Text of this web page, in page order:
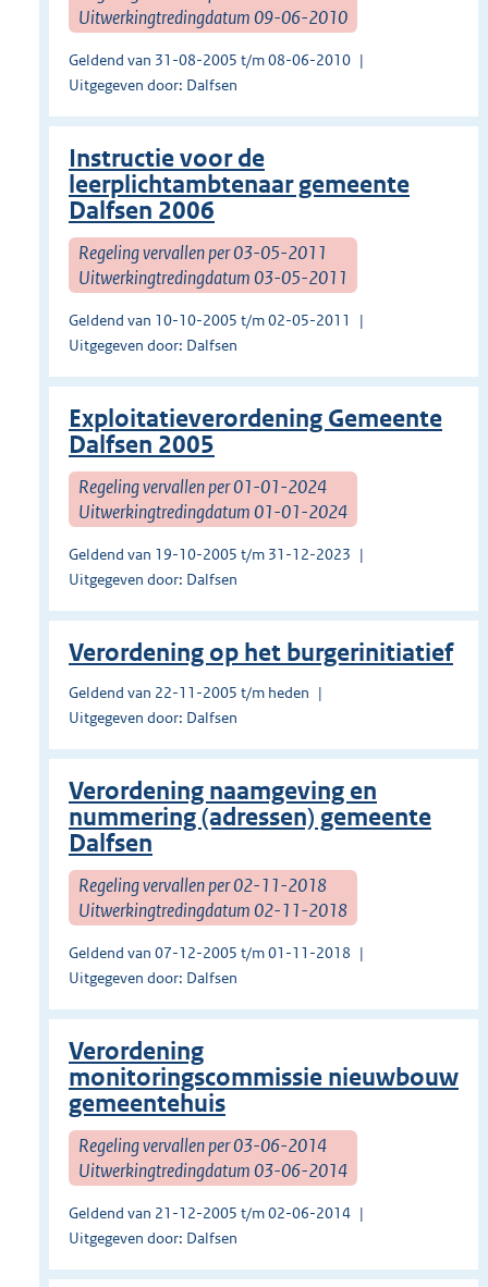
Uitwerkingtredingdatum 09-06-2010
Geldend van 31-08-2005 t/m 08-06-2010
Uitgegeven door: Dalfsen
Instructie voor de
leerplichtambtenaar gemeente
Dalfsen 2006
Regeling vervallen per 03-05-2011
Uitwerkingtredingdatum 03-05-2011
Geldend van 10-10-2005 t/m 02-05-2011
Uitgegeven door: Dalfsen
Exploitatieverordening Gemeente
Dalfsen 2005
Regeling vervallen per 01-01-2024
Uitwerkingtredingdatum 01-01-2024
Geldend van 19-10-2005 t/m 31-12-2023
Uitgegeven door: Dalfsen
Verordening op het burgerinitiatief
Geldend van 22-11-2005 t/m heden
Uitgegeven door: Dalfsen
Verordening naamgeving en
nummering (adressen) gemeente
Dalfsen
Regeling vervallen per 02-11-2018
Uitwerkingtredingdatum 02-11-2018
Geldend van 07-12-2005 t/m 01-11-2018
Uitgegeven door: Dalfsen
Verordening
monitoringscommissie nieuwbouw
gemeentehuis
Regeling vervallen per 03-06-2014
Uitwerkingtredingdatum 03-06-2014
Geldend van 21-12-2005 t/m 02-06-2014
Uitgegeven door: Dalfsen